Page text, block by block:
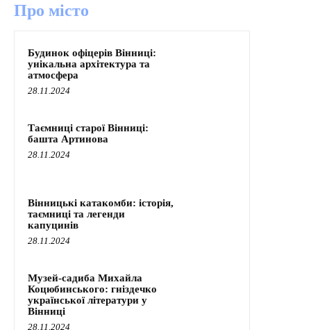
Про місто
Будинок офіцерів Вінниці:
унікальна архітектура та
атмосфера
28.11.2024
Таємниці старої Вінниці:
башта Артинова
28.11.2024
Вінницькі катакомби: історія,
таємниці та легенди
капуцинів
28.11.2024
Музей-садиба Михайла
Коцюбинського: гніздечко
української літератури у
Вінниці
28.11.2024